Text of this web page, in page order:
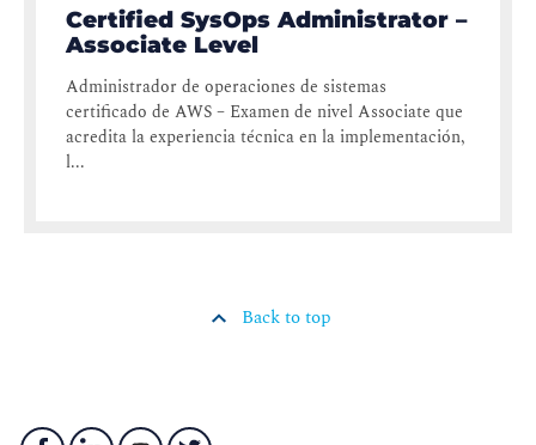
Certified SysOps Administrator –
Associate Level
Administrador de operaciones de sistemas
certificado de AWS – Examen de nivel Associate que
acredita la experiencia técnica en la implementación,
l...
Back to top